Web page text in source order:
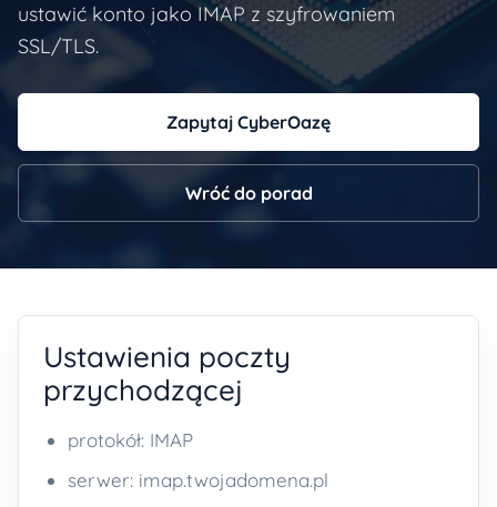
ustawić konto jako IMAP z szyfrowaniem
SSL/TLS.
Zapytaj CyberOazę
Wróć do porad
Ustawienia poczty
przychodzącej
protokół: IMAP
serwer: imap.twojadomena.pl